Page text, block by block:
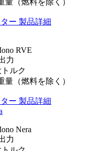
量（燃料を除く）
ー 製品詳細
RVE
力
ルク
量（燃料を除く）
ー 製品詳細
Nera
力